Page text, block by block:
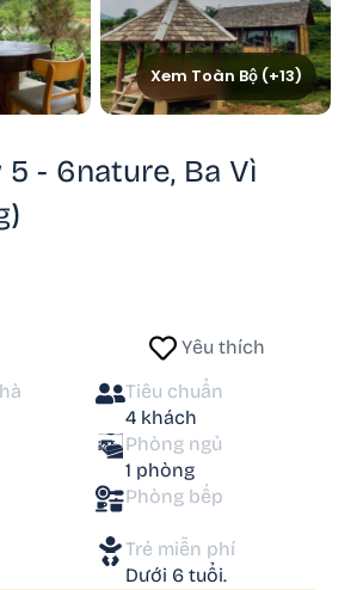
Xem Toàn Bộ (+13)
5 - 6nature, Ba Vì
Yêu thích
Tiêu chuẩn
4 khách
Phòng ngủ
1 phòng
Phòng bếp
Trẻ miễn phí
Dưới 6 tuổi.